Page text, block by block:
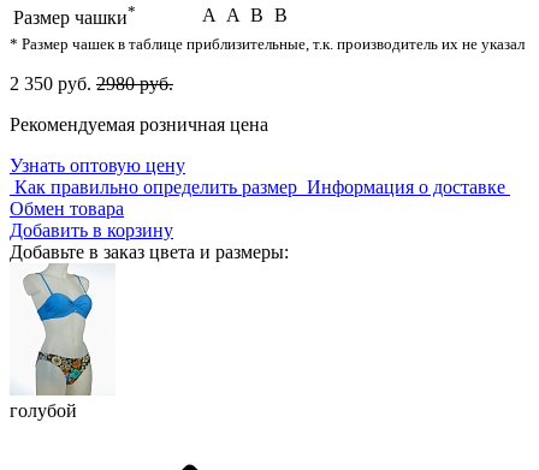
Размер чашки* A A B B
* Размер чашек в таблице приблизительные, т.к. производитель их не указал
2 350 руб. 2980 руб.
Рекомендуемая розничная цена
Узнать оптовую цену
Как правильно определить размер Информация о доставке
Обмен товара
Добавить в корзину
Добавьте в заказ цвета и размеры:
голубой